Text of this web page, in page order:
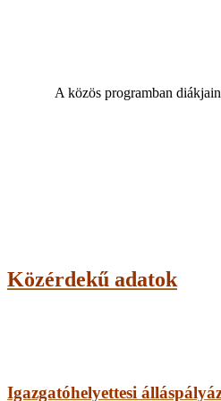
A közös programban
Közérdekű adatok
Igazgatóhelyettesi